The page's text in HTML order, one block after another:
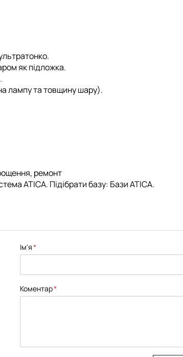
як підложка.
лампу та товщину шару).
ремонт
ATICA. Підібрати базу: Бази ATICA.
Ім'я
Коментар